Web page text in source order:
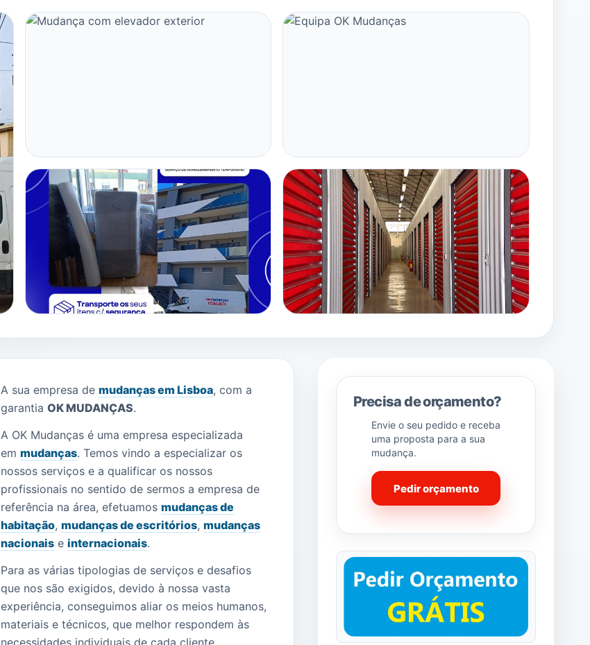
A sua empresa demudanças em Lisboa, com a
garantiaOK MUDANÇAS.
A OK Mudanças é uma empresa especializada
emmudanças. Temos vindo a especializar os
nossos serviços e a qualificar os nossos
profissionais no sentido de sermos a empresa de
referência na área, efetuamosmudanças de
habitação,mudanças de escritórios,mudanças
nacionais einternacionais.
Para as várias tipologias de serviços e desafios
que nos são exigidos, devido à nossa vasta
experiência, conseguimos aliar os meios humanos,
materiais e técnicos, que melhor respondem às
Precisa de orçamento?
Envie o seu pedido e receba
uma proposta para a sua
mudança.
Pedir orçamento